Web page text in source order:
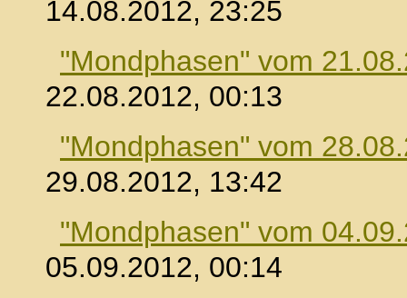
14.08.2012, 23:25
"Mondphasen" vom
22.08.2012, 00:13
"Mondphasen" vom
29.08.2012, 13:42
"Mondphasen" vom
05.09.2012, 00:14